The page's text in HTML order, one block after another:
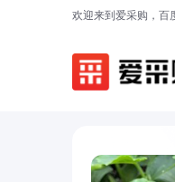
欢迎来到爱采购，百